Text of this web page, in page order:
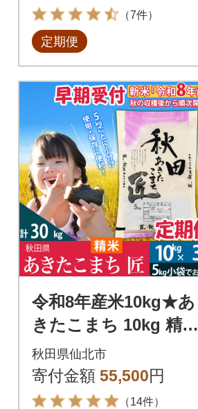
（7件）
定期便
令和8年産米10kg★あ
きたこまち 10kg 精米
定期便3回 匠|02_snk-
010603
秋田県仙北市
寄付金額 55,500円
（14件）